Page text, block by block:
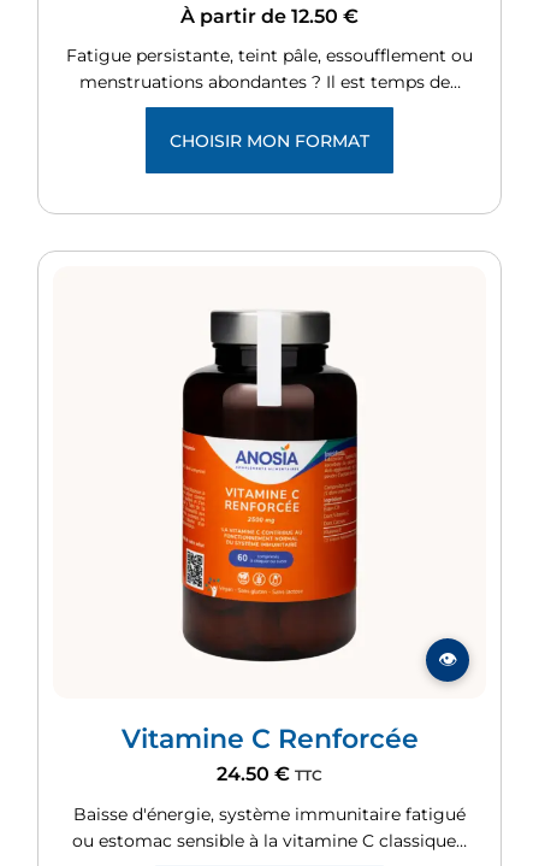
À partir de 12.50 €
Fatigue persistante, teint pâle, essoufflement ou
menstruations abondantes ? Il est temps de…
Vitamine C Renforcée
24.50 € TTC
Baisse d'énergie, système immunitaire fatigué
ou estomac sensible à la vitamine C classique…